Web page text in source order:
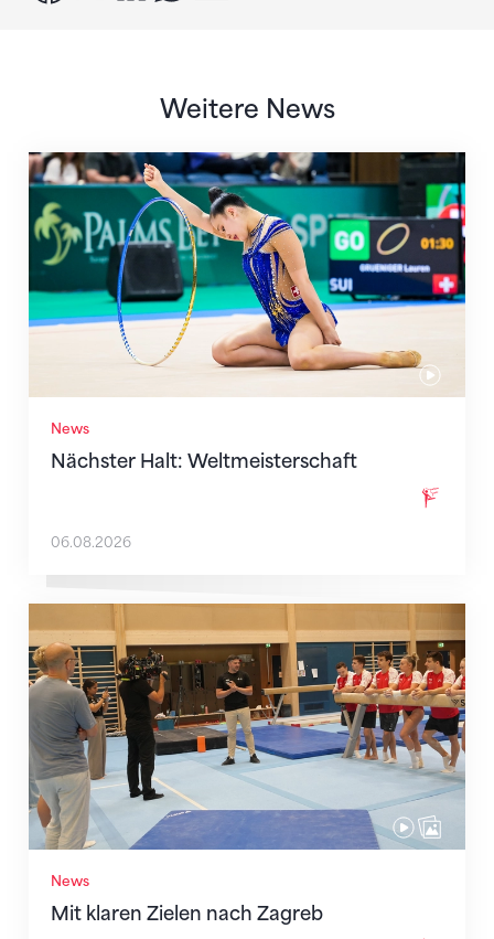
Weitere News
News
Nächster Halt: Weltmeisterschaft
Nächster Halt: Weltmeisterschaft
06.08.2026
News
Mit klaren Zielen nach Zagreb
Mit klaren Zielen nach Zagreb